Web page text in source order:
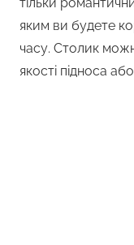
тільки
яким ви будете
часу. Столик
якості підноса